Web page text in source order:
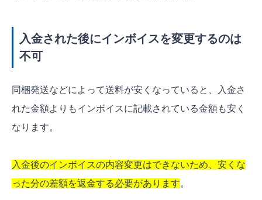
入金された後にインボイスを変更するのは
不可
同梱発送などによって送料が安くなっていると、入金さ
れた金額よりもインボイスに記載されている金額も安く
なります。
入金後のインボイスの内容変更はできないため、安くな
った分の差額を返金する必要があります。